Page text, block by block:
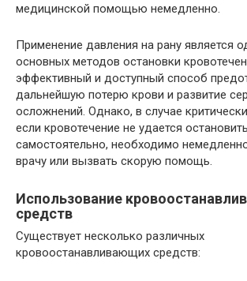
медицинской помощью немедленно.
Применение давления на рану является
основных методов остановки
эффективный и доступный способ
дальнейшую потерю крови и развитие
осложнений. Однако, в случае
если кровотечение не удается остановить
самостоятельно, необходимо
врачу или вызвать скорую помощь.
Использование
средств
Существует несколько различных
кровоостанавливающих средств: